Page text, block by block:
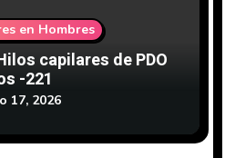
en Hombres
capilares de PDO
-221
17, 2026